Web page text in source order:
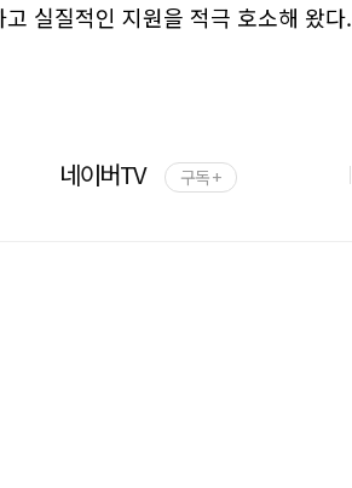
고 실질적인 지원을 적극 호소해 왔다.
네이버TV 구독 +